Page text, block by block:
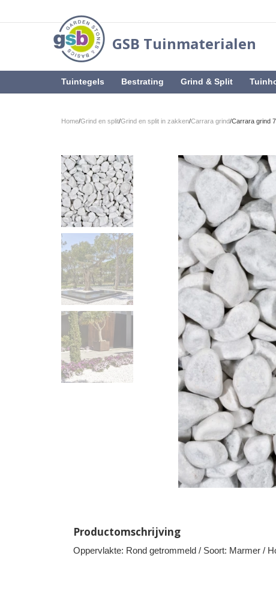
GSB Tuinmaterialen
Tuintegels Bestrating Grind & Split
Home/Grind en split/Grind en split in zakken/Carrara grind/Carrara grind
Productomschrijving
Oppervlakte: Rond getrommeld / Soort: Marmer /